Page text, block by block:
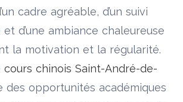
cadre agréable, d’un suivi
d’une ambiance chaleureuse
la motivation et la régularité.
cours chinois Saint-André-de-
des opportunités académiques